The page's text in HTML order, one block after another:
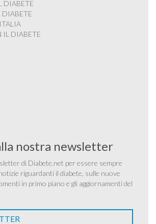
DIABETE
DIABETE
IL DIABETE
nostra newsletter
di Diabete.net per essere sempre
riguardanti il diabete, sulle nuove
in primo piano e gli aggiornamenti del